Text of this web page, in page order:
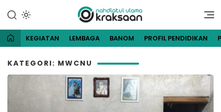
konten
NU Kraksaan
Website Resmi Pengurus
Kraksaan
KEGIATAN LEMBAGA BANOM PROFIL PENDIDIKAN
KATEGORI: MWCNU